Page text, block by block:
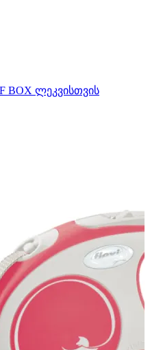
BOX ლეკვისთვის